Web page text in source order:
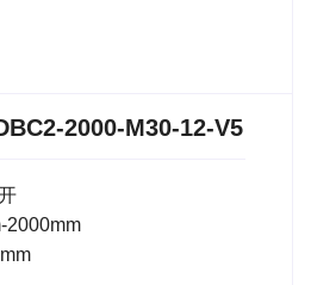
2000-M30-12-V5
2000mm